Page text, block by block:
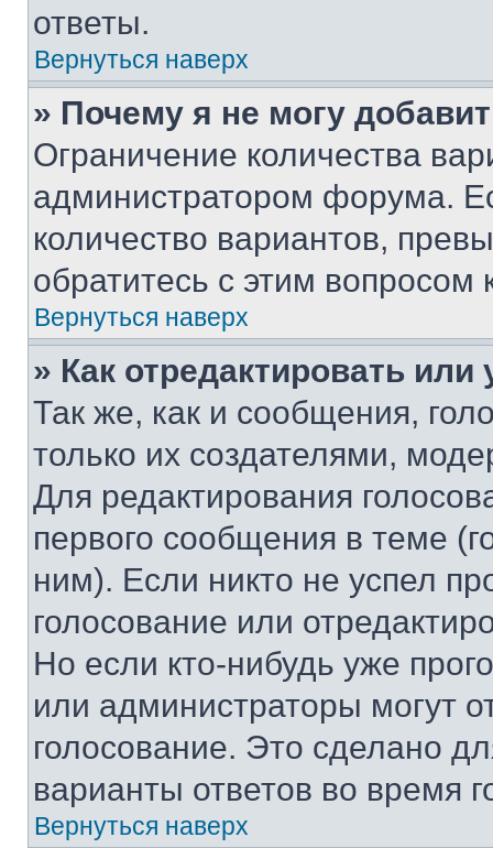
ответы.
Вернуться наверх
» Почему я не могу
Ограничение количества
администратором форума.
количество вариантов,
обратитесь с этим вопросом
Вернуться наверх
» Как отредактировать
Так же, как и сообщения,
только их создателями,
Для редактирования
первого сообщения в теме
ним). Если никто не успел
голосование или
Но если кто-нибудь уже
или администраторы могут
голосование. Это сделано
варианты ответов во время
Вернуться наверх